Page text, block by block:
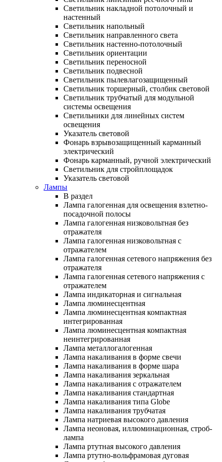
Светильник накладной потолочный и
настенный
Светильник напольный
Светильник направленного света
Светильник настенно-потолочный
Светильник ориентации
Светильник переносной
Светильник подвесной
Светильник пылевлагозащищенный
Светильник торшерный, столбик световой
Светильник трубчатый для модульной
системы освещения
Светильники для линейных систем
освещения
Указатель световой
Фонарь взрывозащищенный карманный
электрический
Фонарь карманный, ручной электрический
Светильник для стройплощадок
Указатель световой
Лампы
В раздел
Лампа галогенная для освещения взлетно-
посадочной полосы
Лампа галогенная низковольтная без
отражателя
Лампа галогенная низковольтная с
отражателем
Лампа галогенная сетевого напряжения без
отражателя
Лампа галогенная сетевого напряжения с
отражателем
Лампа индикаторная и сигнальная
Лампа люминесцентная
Лампа люминесцентная компактная
интегрированная
Лампа люминесцентная компактная
неинтегрированная
Лампа металлогалогенная
Лампа накаливания в форме свечи
Лампа накаливания в форме шара
Лампа накаливания зеркальная
Лампа накаливания с отражателем
Лампа накаливания стандартная
Лампа накаливания типа Globe
Лампа накаливания трубчатая
Лампа натриевая высокого давления
Лампа неоновая, иллюминационная, строб-
лампа
Лампа ртутная высокого давления
Лампа ртутно-вольфрамовая дуговая